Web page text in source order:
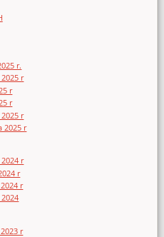
r.
r
r
r
r
2025 r
r
r
r
r